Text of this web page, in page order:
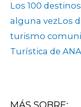
Los 100
alguna vezLos
turismo
Turística de
MÁS SOBRE: